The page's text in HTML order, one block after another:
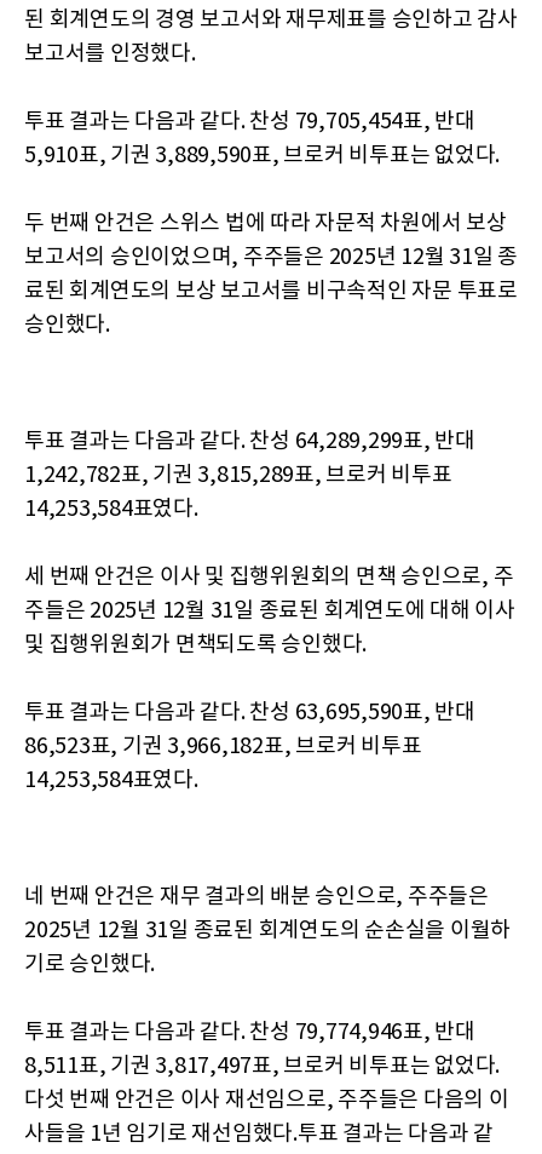
된 회계연도의 경영 보고서와 재무제표를 승인하고 감사
보고서를 인정했다.
투표 결과는 다음과 같다. 찬성 79,705,454표, 반대
5,910표, 기권 3,889,590표, 브로커 비투표는 없었다.
두 번째 안건은 스위스 법에 따라 자문적 차원에서 보상
보고서의 승인이었으며, 주주들은 2025년 12월 31일 종
료된 회계연도의 보상 보고서를 비구속적인 자문 투표로
승인했다.
투표 결과는 다음과 같다. 찬성 64,289,299표, 반대
1,242,782표, 기권 3,815,289표, 브로커 비투표
14,253,584표였다.
세 번째 안건은 이사 및 집행위원회의 면책 승인으로, 주
주들은 2025년 12월 31일 종료된 회계연도에 대해 이사
및 집행위원회가 면책되도록 승인했다.
투표 결과는 다음과 같다. 찬성 63,695,590표, 반대
86,523표, 기권 3,966,182표, 브로커 비투표
14,253,584표였다.
네 번째 안건은 재무 결과의 배분 승인으로, 주주들은
2025년 12월 31일 종료된 회계연도의 순손실을 이월하
기로 승인했다.
투표 결과는 다음과 같다. 찬성 79,774,946표, 반대
8,511표, 기권 3,817,497표, 브로커 비투표는 없었다.
다섯 번째 안건은 이사 재선임으로, 주주들은 다음의 이
사들을 1년 임기로 재선임했다.투표 결과는 다음과 같